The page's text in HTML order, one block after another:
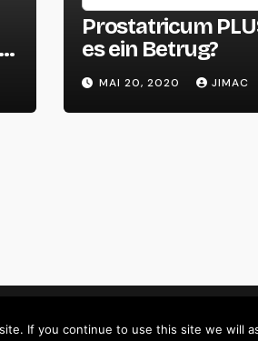
Prostatricum
es ein Betrug?
MAI 20, 2020 JIMAC
If you continue to use this site we will